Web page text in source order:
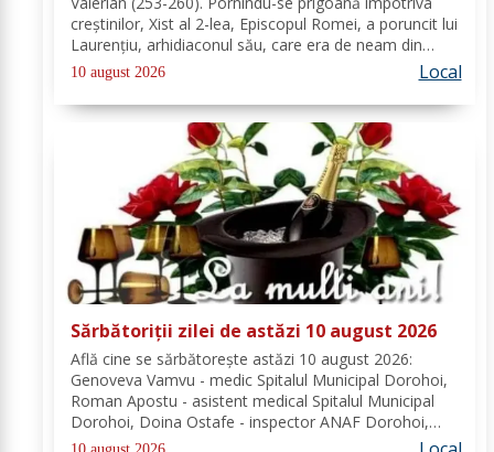
creştinilor, Xist al 2-lea, Episcopul Romei, a poruncit lui
Laurenţiu, arhidiaconul său, care era de neam din
Spania, să chivernisească vistieria Bisericii şi să se
îngrijească de săraci....
10 august 2026 Local
Sărbătoriții zilei de astăzi 10 august 2026
Află cine se sărbătoreşte astăzi 10 august 2026:
Genoveva Vamvu - medic Spitalul Municipal Dorohoi,
Roman Apostu - asistent medical Spitalul Municipal
Dorohoi, Doina Ostafe - inspector ANAF Dorohoi,
Marina Ludmila Pogoreanu - medic de familie